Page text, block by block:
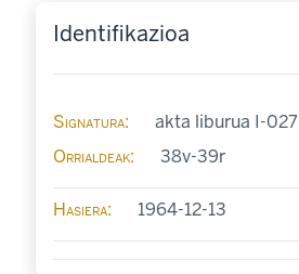
Identifikazioa
Signatura
akta liburua I-027
Orrialdeak
38v-39r
Hasiera 1964-12-13